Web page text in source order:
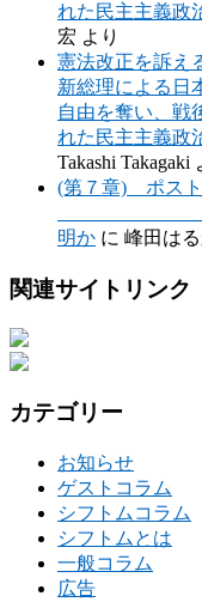
れた民主主義政
宏 より
憲法改正を訴え
新総理による日
自由を奪い、戦
れた民主主義政
Takashi Takagaki
(第７章) ポ
（要約）
明か に 峰田は
関連サイトリンク
カテゴリー
お知らせ
ゲストコラム
シフトムコラム
シフトムとは
一般コラム
広告